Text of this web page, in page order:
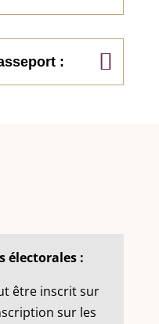
:
électorales :
être inscrit sur
sur les